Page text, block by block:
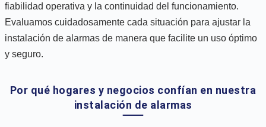
fiabilidad operativa y la continuidad del funcionamiento.
Evaluamos cuidadosamente cada situación para ajustar la
instalación de alarmas de manera que facilite un uso óptimo
y seguro.
Por qué hogares y negocios confían en nuestra
instalación de alarmas